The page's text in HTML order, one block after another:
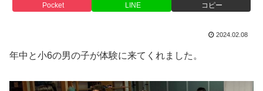
Pocket LINE コピー
2024.02.08
年中と小6の男の子が体験に来てくれました。